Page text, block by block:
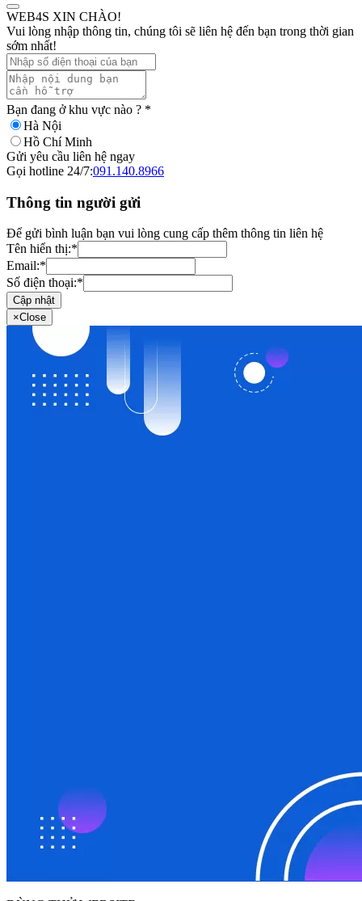
WEB4S XIN CHÀO!
Vui lòng nhập thông tin, chúng tôi sẽ liên hệ đến bạn trong thời gian
sớm nhất!
Bạn đang ở khu vực nào ? *
Hà Nội
Hồ Chí Minh
Gửi yêu cầu liên hệ ngay
Gọi hotline 24/7:091.140.8966
Thông tin người gửi
Để gửi bình luận bạn vui lòng cung cấp thêm thông tin liên hệ
Tên hiển thị:*
Email:*
Số điện thoại:*
Cập nhật
×Close